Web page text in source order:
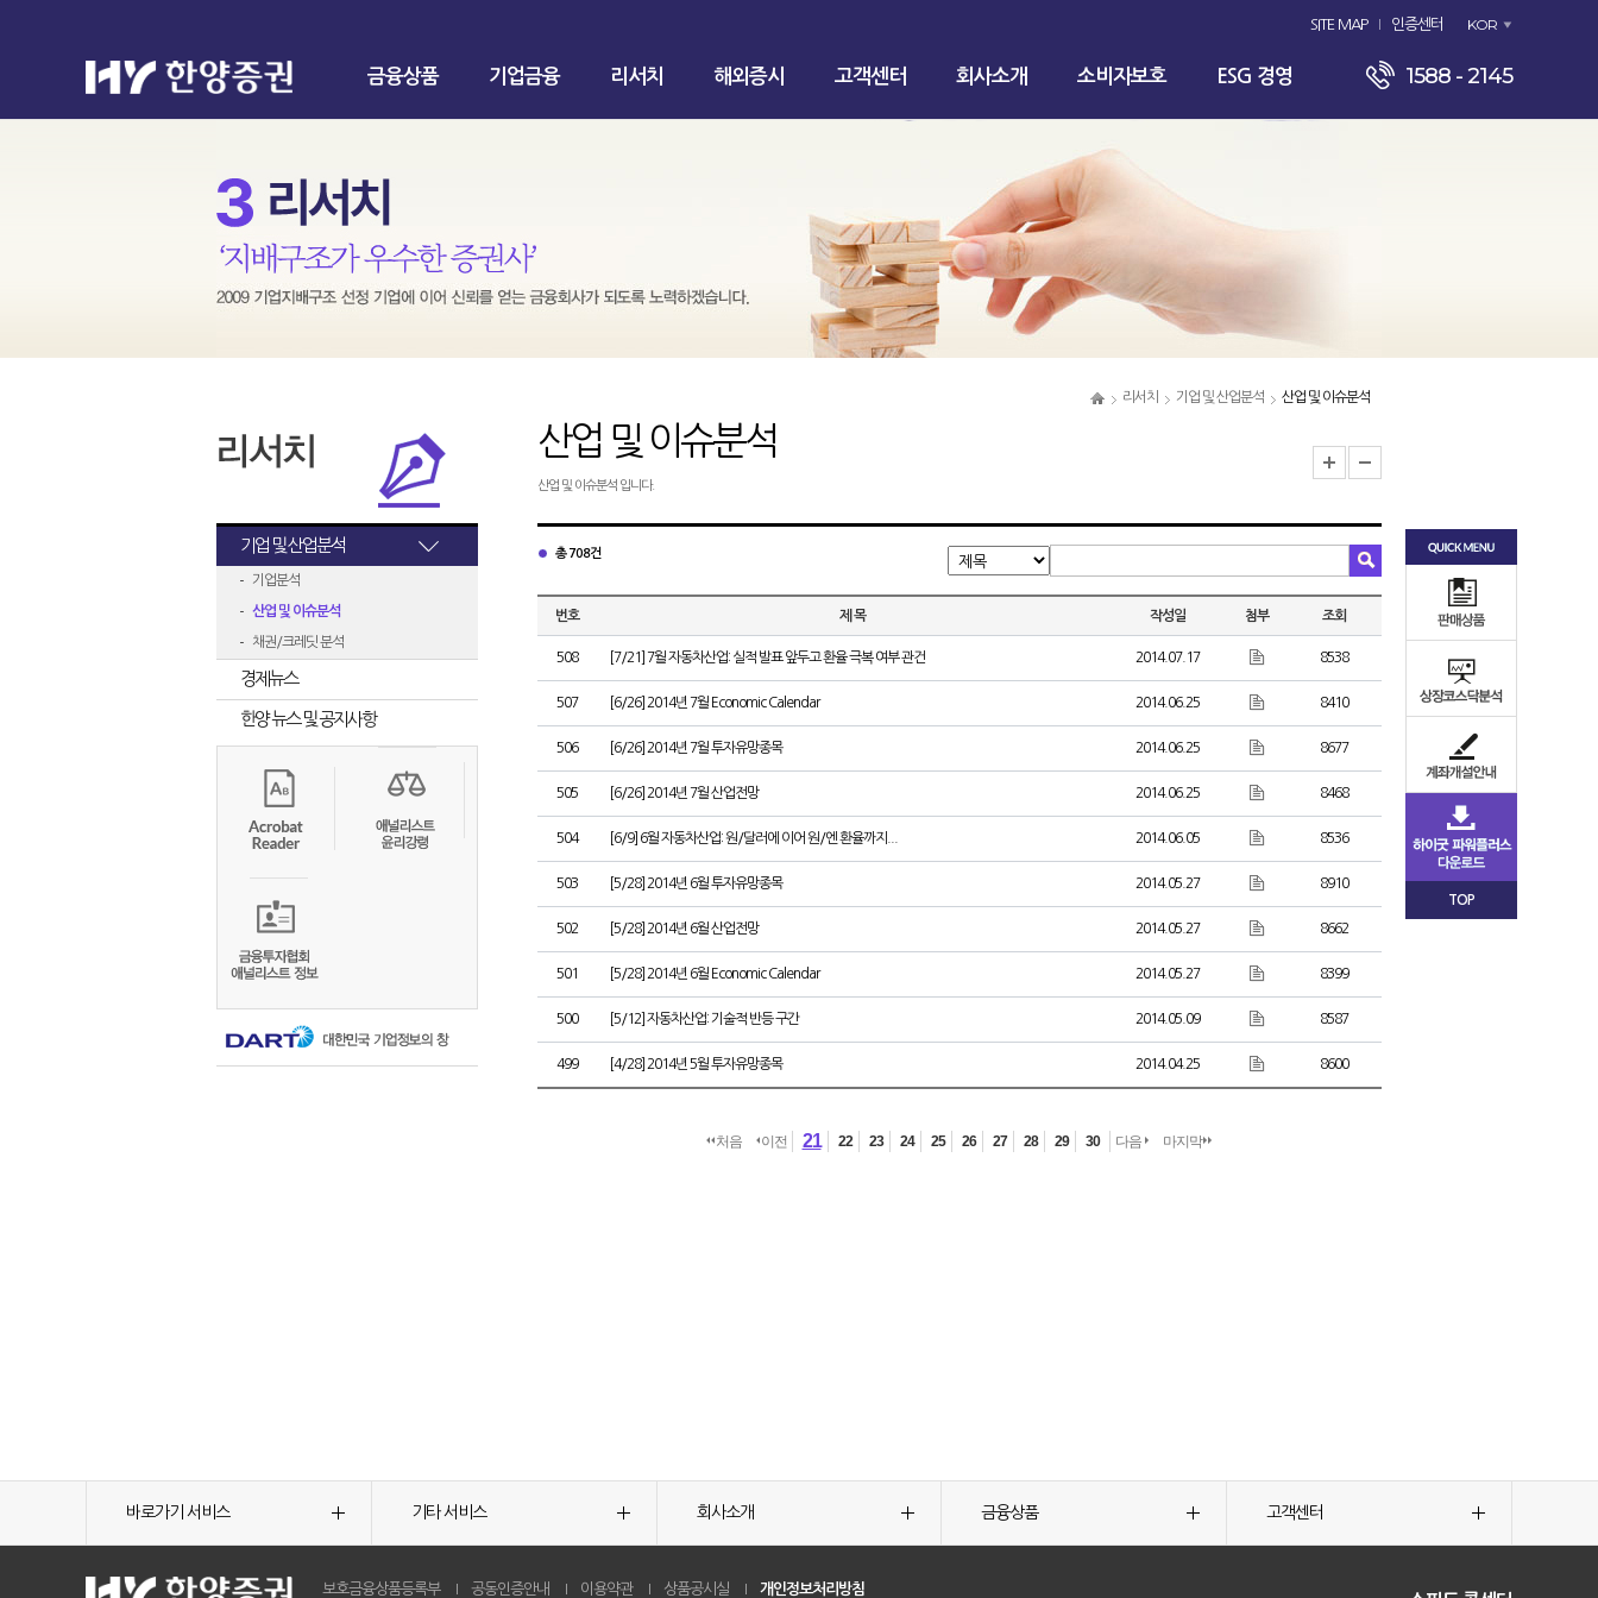
SITE MAP 인증센터 KOR
금융상품 기업금융 리서치 해외증시 고객센터 회사소개 소비자보호 ESG 경영 1588 - 2145
리서치 기업 및 산업분석 산업 및 이슈분석
기업 및 산업분석
기업분석
산업 및 이슈분석
채권/크레딧 분석
경제뉴스
한양 뉴스 및 공지사항
산업 및 이슈분석
산업 및 이슈분석 입니다.
총 708건
번호 제 목 작성일 첨부 조회
508 [7/21] 7월 자동차산업: 실적 발표 앞두고 환율 극복 여부 관건 2014.07.17 8538
507 [6/26] 2014년 7월 Economic Calendar 2014.06.25 8410
506 [6/26] 2014년 7월 투자유망종목 2014.06.25 8677
505 [6/26] 2014년 7월 산업전망 2014.06.25 8468
504 [6/9] 6월 자동차산업: 원/달러에 이어 원/엔 환율까지... 2014.06.05 8536
503 [5/28] 2014년 6월 투자유망종목 2014.05.27 8910
502 [5/28] 2014년 6월 산업전망 2014.05.27 8662
501 [5/28] 2014년 6월 Economic Calendar 2014.05.27 8399
500 [5/12] 자동차산업: 기술적 반등 구간 2014.05.09 8587
499 [4/28] 2014년 5월 투자유망종목 2014.04.25 8600
처음 이전 21 22 23 24 25 26 27 28 29 30 다음 마지막
TOP
바로가기 서비스 기타 서비스 회사소개 금융상품 고객센터
보호금융상품등록부 공동인증안내 이용약관 상품공시실 개인정보처리방침